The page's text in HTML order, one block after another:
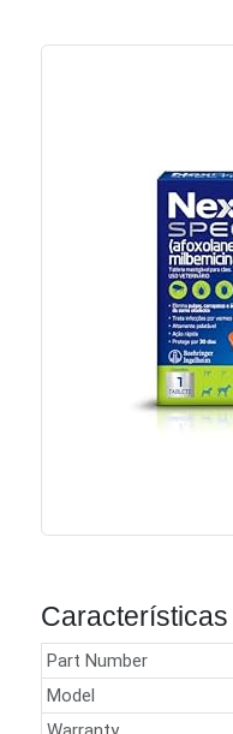
Características
Part Number
Model